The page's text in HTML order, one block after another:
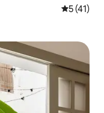
5 av 5 i
5 (41)